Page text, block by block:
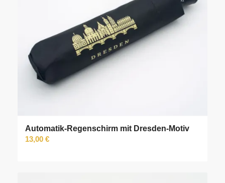
Automatik-Regenschirm mit Dresden-Motiv
13,00 €